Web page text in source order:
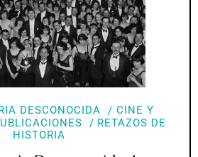
DESCONOCIDA
CINE Y
RETAZOS DE
HISTORIA